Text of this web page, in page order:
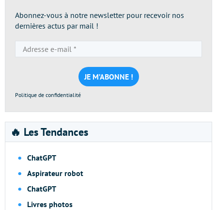
Abonnez-vous à notre newsletter pour recevoir nos
dernières actus par mail !
e-
mail
*
Politique de confidentialité
🔥 Les Tendances
ChatGPT
Aspirateur robot
ChatGPT
Livres photos